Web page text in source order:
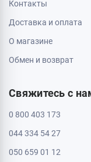
Контакты
Доставка и оплата
О магазине
Обмен и возврат
Свяжитесь с
0 800 403 173
044 334 54 27
050 659 01 12